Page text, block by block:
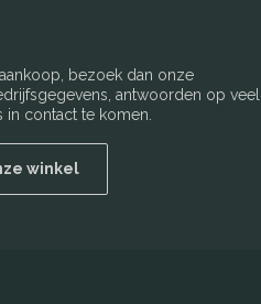
bezoek dan onze
antwoorden op veel
in contact te komen.
winkel